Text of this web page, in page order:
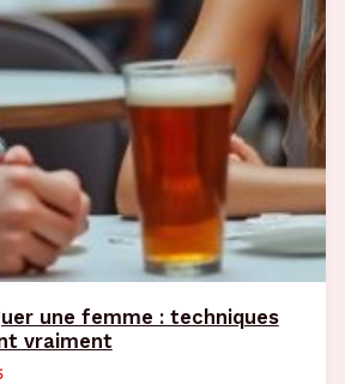
une femme : techniques
vraiment